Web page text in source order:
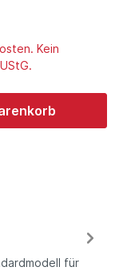
Kein
für